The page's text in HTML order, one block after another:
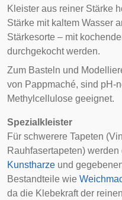
Kleister aus reiner Stärke
Stärke mit kaltem Wasser
Stärkesorte – mit
durchgekocht werden.
Zum Basteln und
von Pappmaché, sind pH-
Methylcellulose geeignet.
Spezialkleister
Für schwerere Tapeten
Rauhfasertapeten)
Kunstharze und
Bestandteile wie
da die Klebekraft der